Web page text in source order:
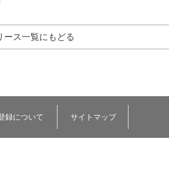
ース一覧にもどる
録について サイトマップ